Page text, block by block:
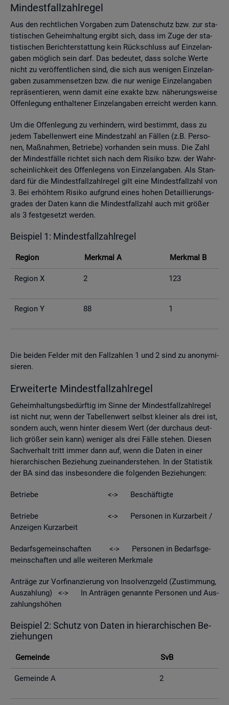
Min­dest­fall­zahl­re­gel
Aus den recht­li­chen Vor­ga­ben zum Da­ten­schutz bzw. zur sta­
tis­ti­schen Ge­heim­hal­tung er­gibt sich, dass im Zuge der sta­
tis­ti­schen Be­richt­erstat­tung kein Rück­schluss auf Ein­zel­an­
ga­ben mög­lich sein darf. Das be­deu­tet, dass sol­che Werte
nicht zu ver­öf­fent­li­chen sind, die sich aus we­ni­gen Ein­zel­an­
ga­ben zu­sam­men­set­zen bzw. die nur we­ni­ge Ein­zel­an­ga­ben
re­prä­sen­tie­ren, wenn damit eine ex­ak­te bzw. nä­he­rungs­wei­se
Of­fen­le­gung ent­hal­te­ner Ein­zel­an­ga­ben er­reicht wer­den kann.
Um die Of­fen­le­gung zu ver­hin­dern, wird be­stimmt, dass zu
jedem Ta­bel­len­wert eine Min­dest­zahl an Fäl­len (z.B. Per­so­
nen, Maß­nah­men, Be­trie­be) vor­han­den sein muss. Die Zahl
der Min­dest­fäl­le rich­tet sich nach dem Ri­si­ko bzw. der Wahr­
schein­lich­keit des Of­fen­le­gens von Ein­zel­an­ga­ben. Als Stan­
dard für die Min­dest­fall­zahl­re­gel gilt eine Min­dest­fall­zahl von
3. Bei er­höh­tem Ri­si­ko auf­grund eines hohen De­tail­lie­rungs­
gra­des der Daten kann die Min­dest­fall­zahl auch mit grö­ßer
als 3 fest­ge­setzt wer­den.
Bei­spiel 1: Min­dest­fall­zahl­re­gel
Re­gi­on Merk­mal A Merk­mal B
Re­gi­on X 2 123
Re­gi­on Y 88 1
Die bei­den Fel­der mit den Fall­zah­len 1 und 2 sind zu an­ony­mi­
sie­ren.
Er­wei­ter­te Min­dest­fall­zahl­re­gel
Ge­heim­hal­tungs­be­dürf­tig im Sinne der Min­dest­fall­zahl­re­gel
ist nicht nur, wenn der Ta­bel­len­wert selbst klei­ner als drei ist,
son­dern auch, wenn hin­ter die­sem Wert (der durch­aus deut­
lich grö­ßer sein kann) we­ni­ger als drei Fälle ste­hen. Die­sen
Sach­ver­halt tritt immer dann auf, wenn die Daten in einer
hier­ar­chi­schen Be­zie­hung zu­ein­an­der­ste­hen. In der Sta­tis­tik
der BA sind das ins­be­son­de­re die fol­gen­den Be­zie­hun­gen:
Be­trie­be <-> Be­schäf­tig­te
Be­trie­be <-> Per­so­nen in Kurz­ar­beit /
An­zei­gen Kurz­ar­beit
Be­darfs­ge­mein­schaf­ten <-> Per­so­nen in Be­darfs­ge­
mein­schaf­ten und alle wei­te­ren Merk­ma­le
An­trä­ge zur Vor­fi­nan­zie­rung von In­sol­venz­geld (Zu­stim­mung,
Aus­zah­lung) <-> In An­trä­gen ge­nann­te Per­so­nen und Aus­
zah­lungs­hö­hen
Bei­spiel 2: Schutz von Daten in hier­ar­chi­schen Be­
zie­hun­gen
Ge­mein­de SvB
Ge­mein­de A 2